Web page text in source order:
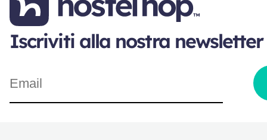
Iscriviti alla nostra newsletter